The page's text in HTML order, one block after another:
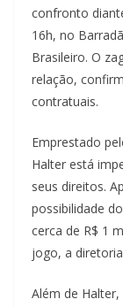
confronto
16h, no
Brasileiro. O
relação,
contratuais.
Emprestado
Halter está
seus direitos.
possibilidade
cerca de R$ 1
jogo, a
Além de